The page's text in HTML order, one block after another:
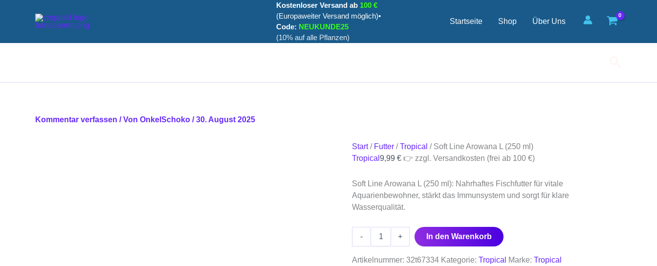
Kostenloser Versand ab 100 €
(Europaweiter Versand möglich)•
Code: NEUKUNDE25
(10% auf alle Pflanzen)
Startseite Shop Über Uns
Kommentar verfassen / Von OnkelSchoko /30. August 2025
Start/ Futter /Tropical / Soft Line Arowana L (250 ml)
Tropical 9,99 € 👉 zzgl. Versandkosten (frei ab 100 €)
Soft Line Arowana L (250 ml): Nahrhaftes Fischfutter für vitale
Aquarienbewohner, stärkt das Immunsystem und sorgt für klare
Wasserqualität.
-
Soft
Line
(250
+ In den Warenkorb
Artikelnummer: 32t67334 Kategorie: Tropical Marke: Tropical
ml)